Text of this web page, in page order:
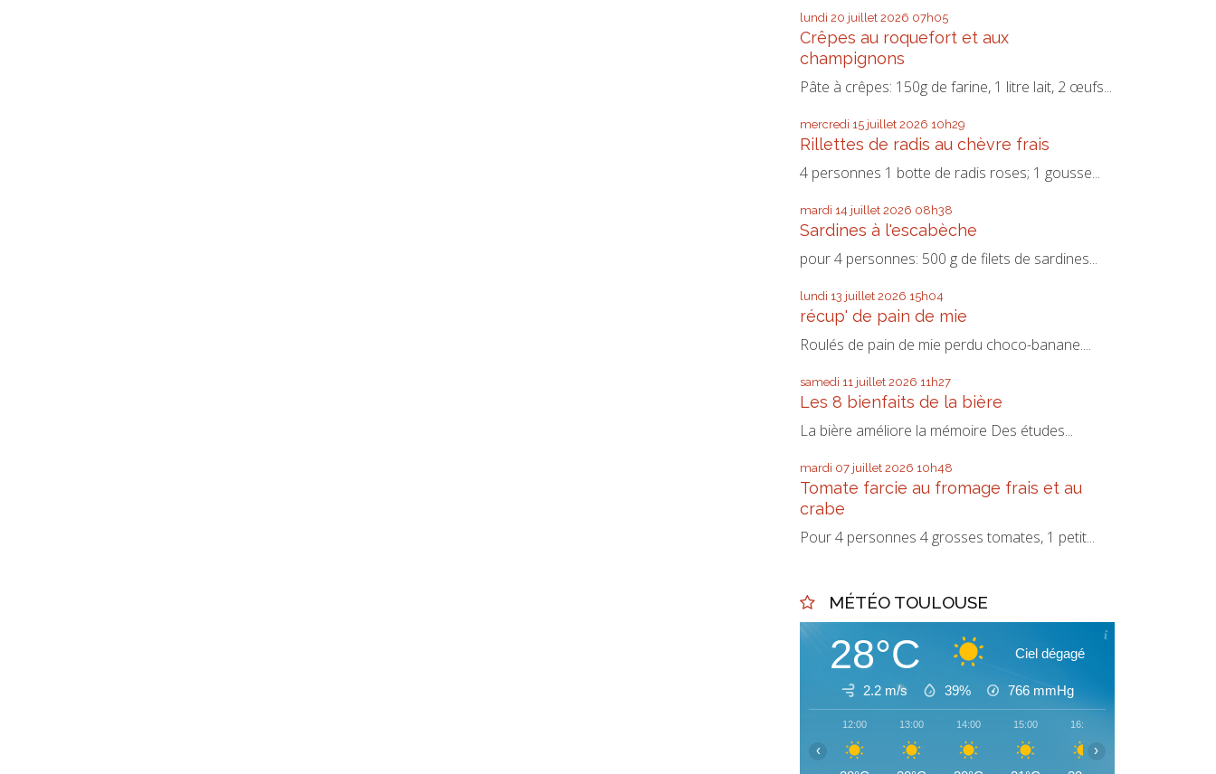
lundi 20 juillet 2026 07h05
Crêpes au roquefort et aux
champignons
Pâte à crêpes: 150g de farine, 1 litre lait, 2 œufs...
mercredi 15 juillet 2026 10h29
Rillettes de radis au chèvre frais
4 personnes 1 botte de radis roses; 1 gousse...
mardi 14 juillet 2026 08h38
Sardines à l'escabèche
pour 4 personnes: 500 g de filets de sardines...
lundi 13 juillet 2026 15h04
récup' de pain de mie
Roulés de pain de mie perdu choco-banane....
samedi 11 juillet 2026 11h27
Les 8 bienfaits de la bière
La bière améliore la mémoire Des études...
mardi 07 juillet 2026 10h48
Tomate farcie au fromage frais et au
crabe
Pour 4 personnes 4 grosses tomates, 1 petit...
MÉTÉO TOULOUSE
28°C Ciel dégagé
2.2 m/s 39% 766 mmHg
12:00 13:00 14:00 15:00 16:00
‹ ›